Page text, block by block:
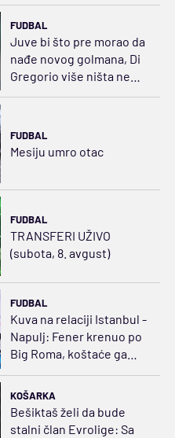
FUDBAL
Juve bi što pre morao da
nađe novog golmana, Di
Gregorio više ništa ne
može da odbrani...
FUDBAL
Mesiju umro otac
FUDBAL
TRANSFERI UŽIVO
(subota, 8. avgust)
FUDBAL
Kuva na relaciji Istanbul -
Napulj: Fener krenuo po
Big Roma, koštaće ga
KOŠARKA
Bešiktaš želi da bude
stalni član Evrolige: Sa